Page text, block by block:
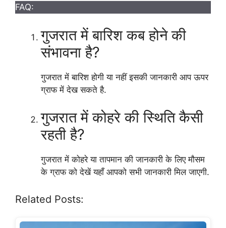
FAQ:
गुजरात में बारिश कब होने की
संभावना है?
गुजरात में बारिश होगी या नहीं इसकी जानकारी आप ऊपर
ग्राफ में देख सकते है.
गुजरात में कोहरे की स्थिति कैसी
रहती है?
गुजरात में कोहरे या तापमान की जानकारी के लिए मौसम
के ग्राफ को देखें यहाँ आपको सभी जानकारी मिल जाएगी.
Related Posts: